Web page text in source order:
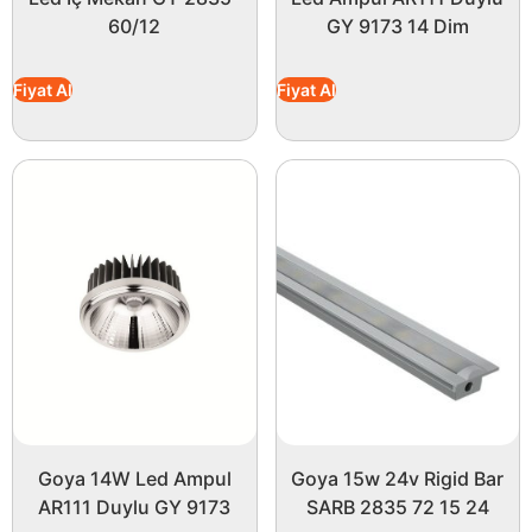
60/12
Fiyat Al
GY 9173 14 Dim
Fiyat Al
Goya 14W Led Ampul
AR111 Duylu GY 9173
Goya 15w 24v Rigid Bar
SARB 2835 72 15 24